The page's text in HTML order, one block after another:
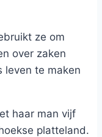
ze om
over zaken
leven te maken
haar man vijf
platteland.